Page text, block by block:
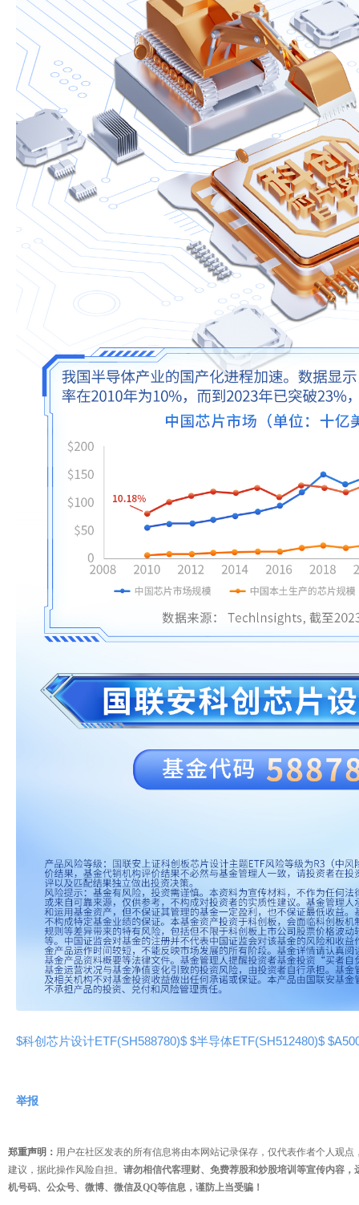
$科创芯片设计ETF(SH588780)$ $半导体ETF(SH512480)$
举报
郑重声明： 用户在社区发表的所有信息将由本网站记录保存，仅代表作者个人观
建议，据此操作风险自担。 请勿相信代客理财、免费荐股和炒股培训等宣传内容
机号码、公众号、微博、微信及QQ等信息，谨防上当受骗！